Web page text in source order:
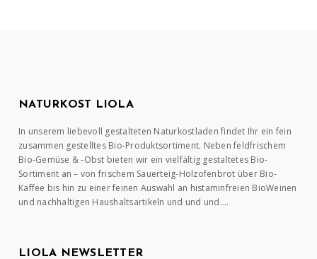
NATURKOST LIOLA
In unserem liebevoll gestalteten Naturkostladen findet Ihr ein fein
zusammen gestelltes Bio-Produktsortiment. Neben feldfrischem
Bio-Gemüse & -Obst bieten wir ein vielfältig gestaltetes Bio-
Sortiment an – von frischem Sauerteig-Holzofenbrot über Bio-
Kaffee bis hin zu einer feinen Auswahl an histaminfreien BioWeinen
und nachhaltigen Haushaltsartikeln und und und….
LIOLA NEWSLETTER